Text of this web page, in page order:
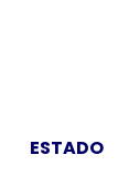
ESTADO